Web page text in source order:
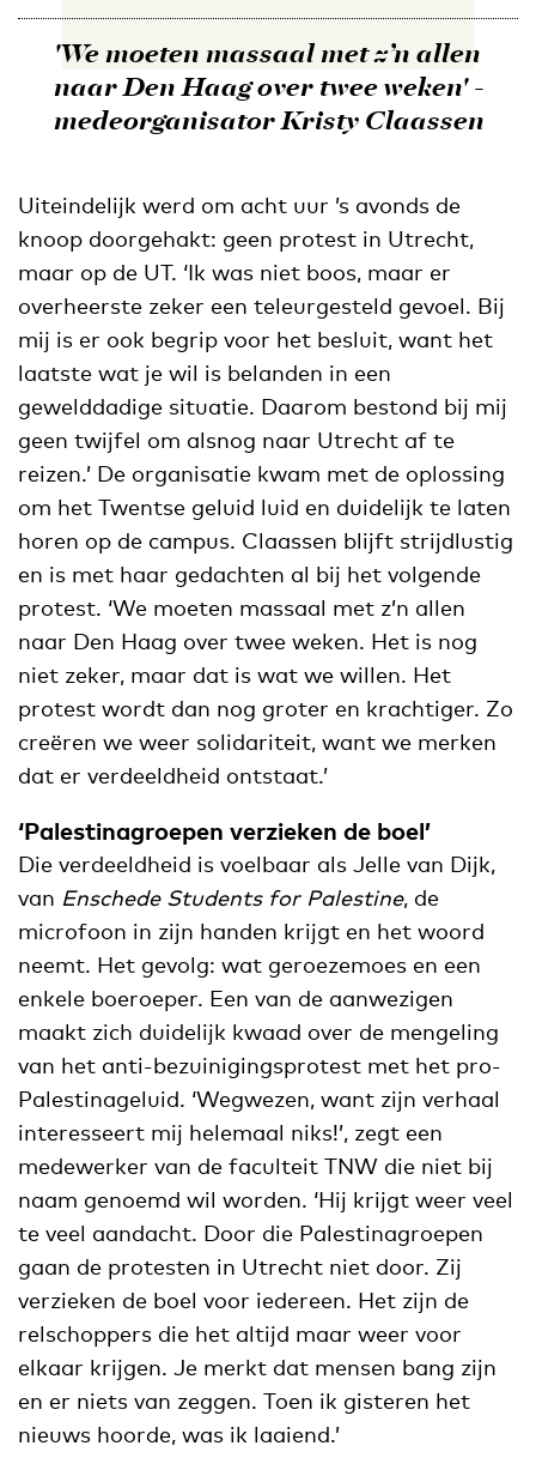
'We moeten massaal met z’n allen
naar Den Haag over twee weken' -
medeorganisator Kristy Claassen
Uiteindelijk werd om acht uur ’s avonds de
knoop doorgehakt: geen protest in Utrecht,
maar op de UT. ‘Ik was niet boos, maar er
overheerste zeker een teleurgesteld gevoel. Bij
mij is er ook begrip voor het besluit, want het
laatste wat je wil is belanden in een
gewelddadige situatie. Daarom bestond bij mij
geen twijfel om alsnog naar Utrecht af te
reizen.’ De organisatie kwam met de oplossing
om het Twentse geluid luid en duidelijk te laten
horen op de campus. Claassen blijft strijdlustig
en is met haar gedachten al bij het volgende
protest. ‘We moeten massaal met z’n allen
naar Den Haag over twee weken. Het is nog
niet zeker, maar dat is wat we willen. Het
protest wordt dan nog groter en krachtiger. Zo
creëren we weer solidariteit, want we merken
dat er verdeeldheid ontstaat.’
‘Palestinagroepen verzieken de boel’
Die verdeeldheid is voelbaar als Jelle van Dijk,
van Enschede Students for Palestine, de
microfoon in zijn handen krijgt en het woord
neemt. Het gevolg: wat geroezemoes en een
enkele boeroeper. Een van de aanwezigen
maakt zich duidelijk kwaad over de mengeling
van het anti-bezuinigingsprotest met het pro-
Palestinageluid. ‘Wegwezen, want zijn verhaal
interesseert mij helemaal niks!’, zegt een
medewerker van de faculteit TNW die niet bij
naam genoemd wil worden. ‘Hij krijgt weer veel
te veel aandacht. Door die Palestinagroepen
gaan de protesten in Utrecht niet door. Zij
verzieken de boel voor iedereen. Het zijn de
relschoppers die het altijd maar weer voor
elkaar krijgen. Je merkt dat mensen bang zijn
en er niets van zeggen. Toen ik gisteren het
nieuws hoorde, was ik laaiend.’